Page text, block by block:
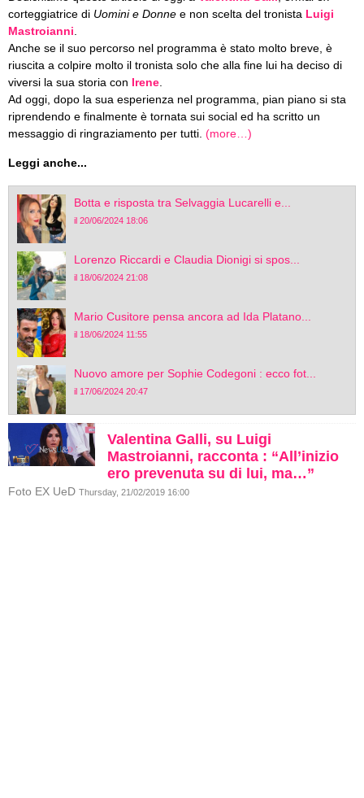
corteggiatrice di Uomini e Donne e non scelta del tronista Luigi
Mastroianni.
Anche se il suo percorso nel programma è stato molto breve, è
riuscita a colpire molto il tronista solo che alla fine lui ha deciso di
viversi la sua storia con Irene.
Ad oggi, dopo la sua esperienza nel programma, pian piano si sta
riprendendo e finalmente è tornata sui social ed ha scritto un
messaggio di ringraziamento per tutti. (more…)
Leggi anche...
Botta e risposta tra Selvaggia Lucarelli e...
il 20/06/2024 18:06
Lorenzo Riccardi e Claudia Dionigi si spos...
il 18/06/2024 21:08
Mario Cusitore pensa ancora ad Ida Platano...
il 18/06/2024 11:55
Nuovo amore per Sophie Codegoni : ecco fot...
il 17/06/2024 20:47
Valentina Galli, su Luigi
Mastroianni, racconta : “All’inizio
ero prevenuta su di lui, ma…”
Foto EX UeD Thursday, 21/02/2019 16:00